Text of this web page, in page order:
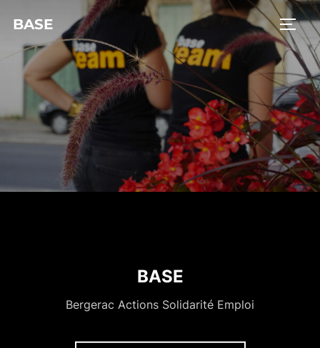
BASE
BASE
Bergerac Actions Solidarité Emploi